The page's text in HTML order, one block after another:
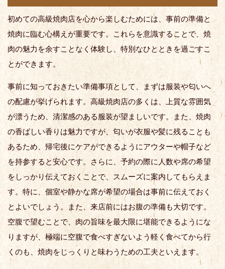
初めての高級焼肉店を心から楽しむためには、事前の準備と
焼肉に臨む心構えが重要です。これらを意識することで、焼
肉の魅力を余すことなく体験し、特別なひとときを過ごすこ
とができます。
事前に知っておきたい準備事項として、まずは服装や匂いへ
の配慮が挙げられます。高級焼肉店の多くは、上質な雰囲気
が漂うため、清潔感のある服装が望ましいです。また、焼肉
の香ばしい香りは魅力ですが、匂いが衣服や髪に残ることも
あるため、帰宅後にケアができるようにアウターや帽子など
を持参すると安心です。さらに、予約の際に人数や席の希望
をしっかり伝えておくことで、スムーズに案内してもらえま
す。特に、個室や静かな席が希望の場合は事前に伝えておく
とよいでしょう。また、来店前にはお腹の準備も大切です。
空腹で望むことで、肉の旨味を最大限に堪能できるようにな
りますが、極端に空腹で食べすぎないよう軽く食べてから行
くのも、焼肉をじっくりと味わうための工夫といえます。